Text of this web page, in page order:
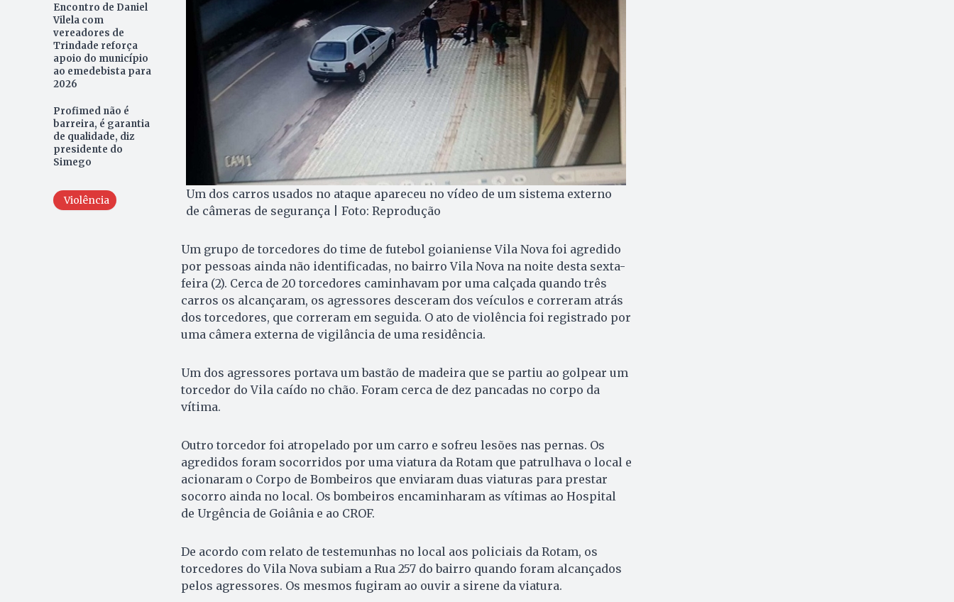
Encontro de Daniel
Vilela com
vereadores de
Trindade reforça
apoio do município
ao emedebista para
2026
Profimed não é
barreira, é garantia
de qualidade, diz
presidente do
Simego
Violência
Um dos carros usados no ataque apareceu no vídeo de um sistema externo
de câmeras de segurança | Foto: Reprodução
Um grupo de torcedores do time de futebol goianiense Vila Nova foi agredido
por pessoas ainda não identificadas, no bairro Vila Nova na noite desta sexta-
feira (2). Cerca de 20 torcedores caminhavam por uma calçada quando três
carros os alcançaram, os agressores desceram dos veículos e correram atrás
dos torcedores, que correram em seguida. O ato de violência foi registrado por
uma câmera externa de vigilância de uma residência.
Um dos agressores portava um bastão de madeira que se partiu ao golpear um
torcedor do Vila caído no chão. Foram cerca de dez pancadas no corpo da
vítima.
Outro torcedor foi atropelado por um carro e sofreu lesões nas pernas. Os
agredidos foram socorridos por uma viatura da Rotam que patrulhava o local e
acionaram o Corpo de Bombeiros que enviaram duas viaturas para prestar
socorro ainda no local. Os bombeiros encaminharam as vítimas ao Hospital
de Urgência de Goiânia e ao CROF.
De acordo com relato de testemunhas no local aos policiais da Rotam, os
torcedores do Vila Nova subiam a Rua 257 do bairro quando foram alcançados
pelos agressores. Os mesmos fugiram ao ouvir a sirene da viatura.